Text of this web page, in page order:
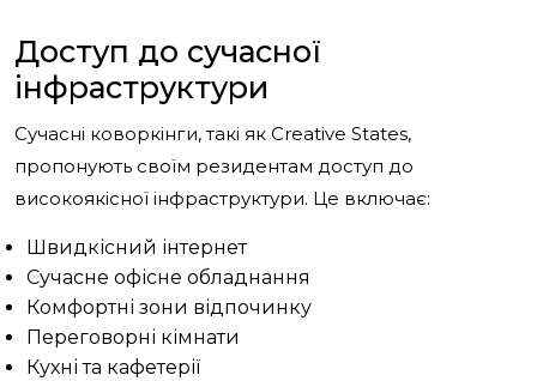
Доступ до сучасної
інфраструктури
Сучасні коворкінги, такі як Creative States,
пропонують своїм резидентам доступ до
високоякісної інфраструктури. Це включає:
Швидкісний інтернет
Сучасне офісне обладнання
Комфортні зони відпочинку
Переговорні кімнати
Кухні та кафетерії